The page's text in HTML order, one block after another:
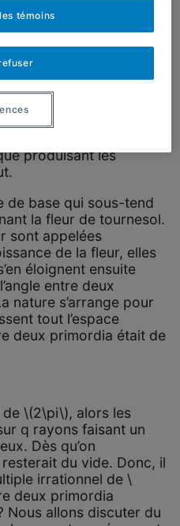
Fibonacci! Mais
Douady et Couder
au processus de
produisant les
de base qui sous-tend
la fleur de tournesol.
sont appelées
de la fleur, elles
éloignent ensuite
entre deux
nature s’arrange pour
tout l’espace
deux primordia était de
\(2\pi\), alors les
q rayons faisant un
Dès qu’on
du vide. Donc, il
irrationnel de \
deux primordia
Nous allons discuter du
témoins